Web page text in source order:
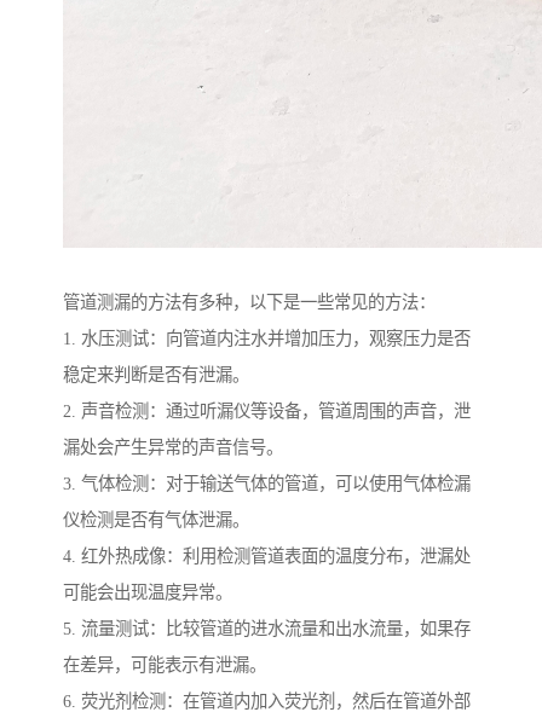
管道测漏的方法有多种，以下是一些常见的方法：
1. 水压测试：向管道内注水并增加压力，观察压力是否
稳定来判断是否有泄漏。
2. 声音检测：通过听漏仪等设备，管道周围的声音，泄
漏处会产生异常的声音信号。
3. 气体检测：对于输送气体的管道，可以使用气体检漏
仪检测是否有气体泄漏。
4. 红外热成像：利用检测管道表面的温度分布，泄漏处
可能会出现温度异常。
5. 流量测试：比较管道的进水流量和出水流量，如果存
在差异，可能表示有泄漏。
6. 荧光剂检测：在管道内加入荧光剂，然后在管道外部